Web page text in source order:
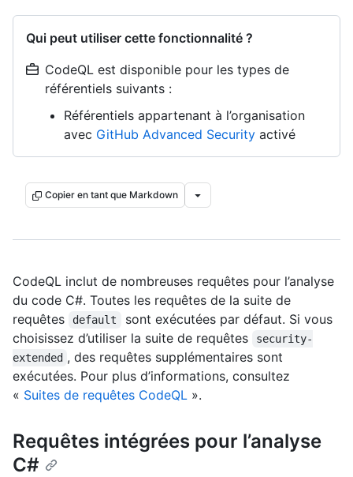
Qui peut utiliser cette fonctionnalité ?
CodeQL est disponible pour les types de
référentiels suivants :
Référentiels appartenant à l’organisation
avec GitHub Advanced Security activé
Copier en tant que Markdown
CodeQL inclut de nombreuses requêtes pour l’analyse
du code C#. Toutes les requêtes de la suite de
requêtes
default
sont exécutées par défaut. Si vous
choisissez d’utiliser la suite de requêtes
security-
extended , des requêtes supplémentaires sont
exécutées. Pour plus d’informations, consultez
« Suites de requêtes CodeQL ».
Requêtes intégrées pour l’analyse
C#